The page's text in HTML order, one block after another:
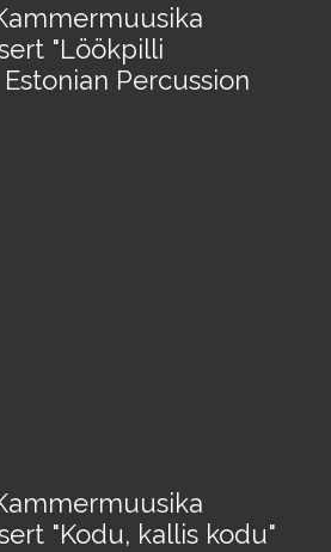
"Löökpilli
Percussion
"Kodu, kallis kodu"